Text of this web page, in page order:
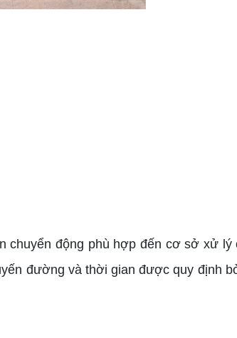
chuyển động phù hợp đến cơ sở xử lý
đường và thời gian được quy định